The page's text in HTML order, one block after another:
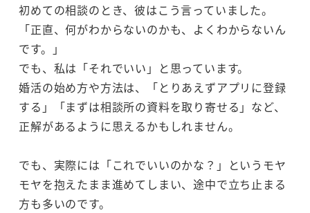
初めての相談のとき、彼はこう言っていました。
「正直、何がわからないのかも、よくわからないん
です。」
でも、私は「それでいい」と思っています。
婚活の始め方や方法は、「とりあえずアプリに登録
する」「まずは相談所の資料を取り寄せる」など、
正解があるように思えるかもしれません。
でも、実際には「これでいいのかな？」というモヤ
モヤを抱えたまま進めてしまい、途中で立ち止まる
方も多いのです。